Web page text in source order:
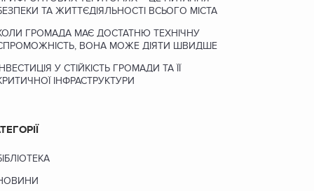
ТА ЖИТТЄДІЯЛЬНОСТІ ВСЬОГО МІСТА
ГРОМАДА МАЄ ДОСТАТНЮ ТЕХНІЧНУ
ВОНА МОЖЕ ДІЯТИ ШВИДШЕ
У СТІЙКІСТЬ ГРОМАДИ ТА ЇЇ
ІНФРАСТРУКТУРИ